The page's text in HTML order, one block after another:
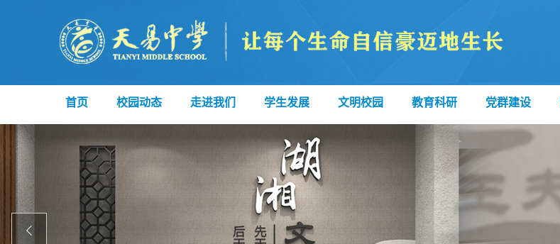
首页 校园动态 走进我们 学生发展 文明校园 教育科研 党群建设
